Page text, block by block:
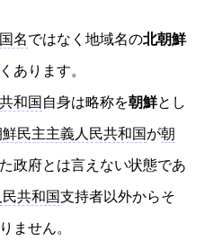
国名ではなく地域名の北朝鮮
あります。
和国 自身は略称を朝鮮とし
鮮民主主義人民共和国が朝
政府とは言えない状態であ
共和国支持者以外からそ
ません。